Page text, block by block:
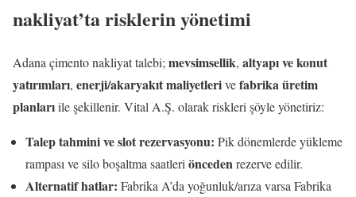
nakliyat’ta risklerin yönetimi
Adana çimento nakliyat talebi; mevsimsellik, altyapı ve konut
yatırımları, enerji/akaryakıt maliyetlerivefabrika üretim
planlarıile şekillenir. Vital A.Ş. olarak riskleri şöyle yönetiriz:
Talep tahmini ve slot rezervasyonu: Pik dönemlerde yükleme
rampası ve silo boşaltma saatleri öncedenrezerve edilir.
Alternatif hatlar: Fabrika A’da yoğunluk/arıza varsa Fabrika